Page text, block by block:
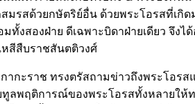
มรสด้วยกษัตริย์อื่น ด้วยพระโอรสที่เกิ
ทั้งสองฝ่าย ดีเฉพาะบิดาฝ่ายเดียว จึง
สีสืบราชสันตติวงศ์
ากะราช ทรงตรัสถามข่าวถึงพระโอรส
ทูลพฤติการณ์ของพระโอรสทั้งหลายให้